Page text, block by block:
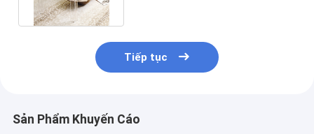
Tiếp tục
Sản Phẩm Khuyến Cáo